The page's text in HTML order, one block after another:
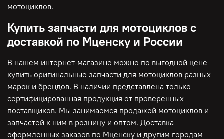
мотоциклов.
Купить запчасти для мотоциклов с
доставкой по Мценску и России
В нашем интернет-магазине можно по выгодной цене
купить оригинальные запчасти для мотоциклов разных
марок и брендов. В наличии представлена только
сертифицированная продукция от проверенных
поставщиков. Мы занимаемся продажей мотоциклов и
запчастей к ним в розницу и оптом. Доставка
оформленных заказов по Мценску и другим городам